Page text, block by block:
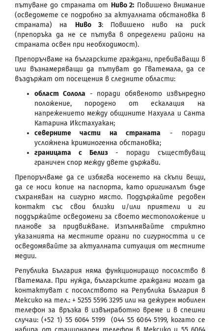
пътуване до страната от Ниво 2: Повишено внимание
(осведомете се подробно за актуалната обстановка в
страната) на Ниво 3: Повишено ниво на риск
(препоръка да не се пътува в определени райони на
страната освен при необходимост).
Препоръчваме на българските граждани, пребиваващи в
или възнамеряващи да пътуват до Гватемала, да се
въздържат от посещения в следните области:
област Солола- поради обявеното извънредно
положение, породено от ескалация на
напрежението между общините Нахуала и Санта
Катарина Икстахуакан;
северните части на страната - поради
усложнена криминогенна обстановка;
границата с Белиз- поради съществуващ
граничен спор между двете държави.
Препоръчваме да се избягва носенето на скъпи вещи,
да се носи копие на паспорта, като оригиналът бъде
съхраняван на сигурно място. Поддържайте редовен
контакт със свои близки и/или приятели и ги
поддържайте осведомени за своето местоположение и
планове за придвижване. Изпълнявайте стриктно
указанията на местните органи по сигурността и се
осведомявайте за актуалната ситуация от местните
медии.
Република България няма функциониращо посолство в
Гватемала. При нужда, българските граждани могат да
контактуват с посолството на Република България в
Мексико на тел.: + 5255 5596 3295 или на дежурен мобилен
телефон за връзка в извънработно време и в спешни
случаи: (+52 1) 55 6064 5199 (044 55 6064 5199, когато се